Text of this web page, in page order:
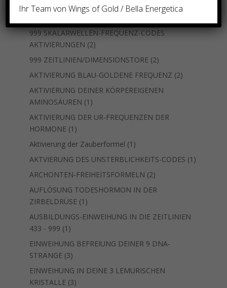
Ausbildung und Einweihungen – nach Natara 7474
Produkte
999 SKALARWELLEN-FREQUENZ-CODES
AKTIVIERUNGEN 22
Produkte
999 ZEITLINIEN/DIMENSIONSTORE 22
Produkte
AKTIVIERUNG BLAU-GOLDENE FREQUENZ 22
AKTIVIERUNG DEINER KÖRPEREIGENEN
AMINOSÄUREN 1 1
Produkt
AKTIVIERUNG DER UR-FREQUENZEN DER
HORMONE 1 1
Produkt
Aktivierung der Zauberformel 1 1
Produkt
AKTVIERUNG DES UNSTERBLICHKEITS-CODES 1 1
ARCHONTEN-FREIHEITSFORMELN 22
Produkte
AUFLÖSUNG TODESHORMON IN DER
ZIRBELDRÜSE 1 1
Produkt
AUSBILDUNGS-EINWEIHUNG IN DIE ZEITLINIEN
433 - 999 1 1
Produkt
EINWEIHUNG BEFREIUNG DEINER 9 DNA-
STRÄNGE 33
Produkte
EINWEIHUNG IN DEINE 3 LEMURISCHEN
KRISTALLE 33
Ihr Team von Wings of Gold / Bella Energetica